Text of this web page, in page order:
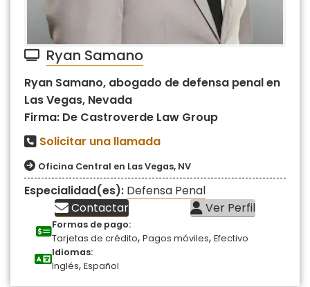
Ryan Samano
Ryan Samano, abogado de defensa penal en
Las Vegas, Nevada
Firma: De Castroverde Law Group
Solicitar una llamada
Oficina Central en Las Vegas, NV
Especialidad(es): Defensa Penal
Contactar
Ver Perfil
Formas de pago:
Tarjetas de crédito, Pagos móviles, Efectivo
Idiomas:
Inglés, Español